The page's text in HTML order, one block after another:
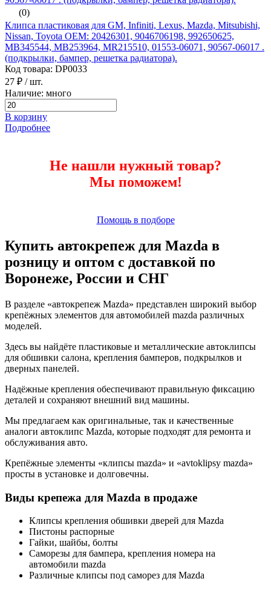
(0)
Клипса пластиковая для GM, Infiniti, Lexus, Mazda, Mitsubishi,
Nissan, Toyota ОЕМ: 20426301, 9046706198, 992650625,
MB345544, MB253964, MR215510, 01553-06071, 90567-06017 .
(подкрылки, бампер, решетка радиатора).
Код товара: DP0033
27 ₽ / шт.
Наличие: много
В корзину
Подробнее
Не нашли нужный товар?
Мы поможем!
Помощь в подборе
Купить автокрепеж для Mazda в
розницу и оптом с доставкой по
Воронеже, России и СНГ
В разделе «автокрепеж Mazda» представлен широкий выбор
крепёжных элементов для автомобилей mazda различных
моделей.
Здесь вы найдёте пластиковые и металлические автоклипсы
для обшивки салона, крепления бамперов, подкрылков и
дверных панелей.
Надёжные крепления обеспечивают правильную фиксацию
деталей и сохраняют внешний вид машины.
Мы предлагаем как оригинальные, так и качественные
аналоги автоклипс Mazda, которые подходят для ремонта и
обслуживания авто.
Крепёжные элементы «клипсы mazda» и «avtoklipsy mazda»
просты в установке и долговечны.
Виды крепежа для Mazda в продаже
Клипсы крепления обшивки дверей для Mazda
Пистоны распорные
Гайки, шайбы, болты
Саморезы для бампера, крепления номера на
автомобили mazda
Различные клипсы под саморез для Mazda